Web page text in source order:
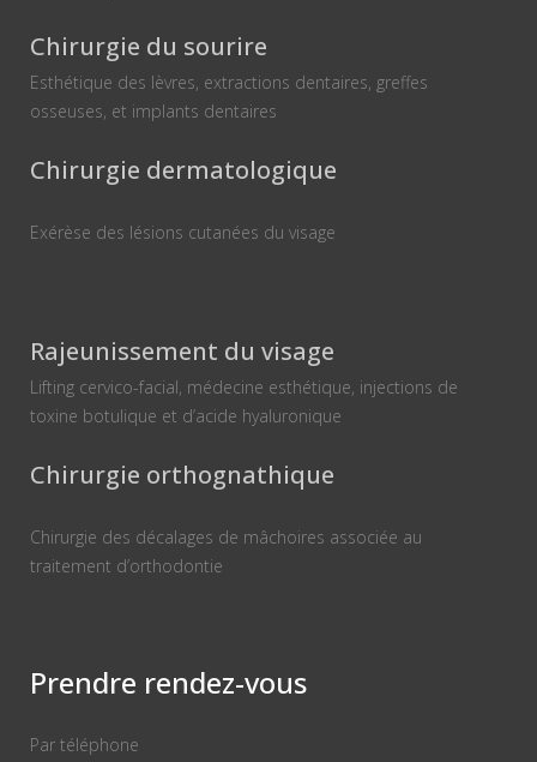
Chirurgie du sourire
Esthétique des lèvres, extractions dentaires, greffes
osseuses, et implants dentaires
Chirurgie dermatologique
Exérèse des lésions cutanées du visage
Rajeunissement du visage
Lifting cervico-facial, médecine esthétique, injections de
toxine botulique et d’acide hyaluronique
Chirurgie orthognathique
Chirurgie des décalages de mâchoires associée au
traitement d’orthodontie
Prendre rendez-vous
Par téléphone